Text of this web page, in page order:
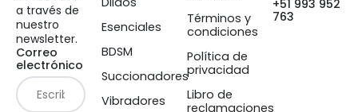
a través de
nuestro
newsletter.
Correo
electrónico
Esenciales
BDSM
Succionadores
Vibradores
Términos y
condiciones
Política de
privacidad
Libro de
reclamaciones
+51 993 952
763